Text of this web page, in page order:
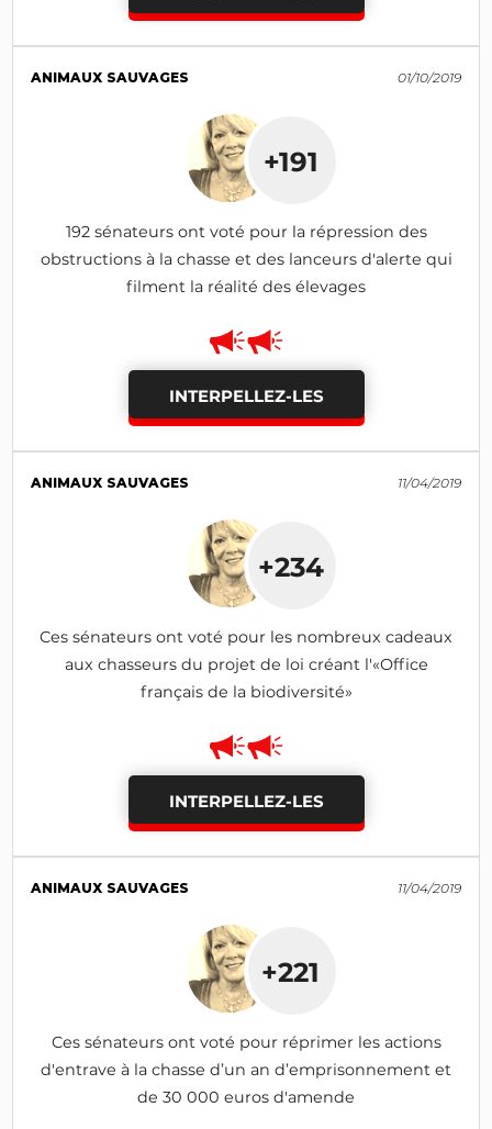
ANIMAUX SAUVAGES 01/10/2019
+191
192 sénateurs ont voté pour la répression des
obstructions à la chasse et des lanceurs d'alerte qui
filment la réalité des élevages
INTERPELLEZ-LES
ANIMAUX SAUVAGES 11/04/2019
+234
Ces sénateurs ont voté pour les nombreux cadeaux
aux chasseurs du projet de loi créant l'«Office
français de la biodiversité»
INTERPELLEZ-LES
ANIMAUX SAUVAGES 11/04/2019
+221
Ces sénateurs ont voté pour réprimer les actions
d'entrave à la chasse d’un an d’emprisonnement et
de 30 000 euros d'amende